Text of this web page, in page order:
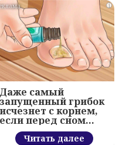
i
Даже самый
запущенный грибок
исчезнет с корнем,
если перед сном…
Читать далее